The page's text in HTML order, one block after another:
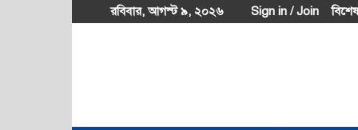
রবিবার, আগস্ট ৯, ২০২৬ Sign in / Join